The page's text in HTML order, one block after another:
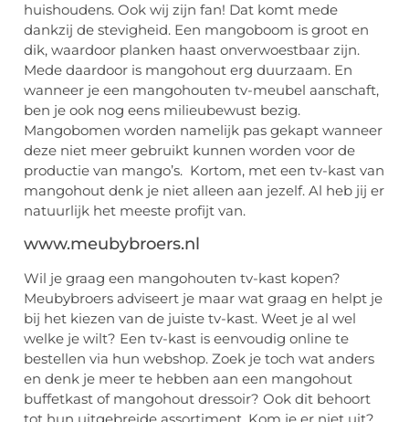
huishoudens. Ook wij zijn fan! Dat komt mede
dankzij de stevigheid. Een mangoboom is groot en
dik, waardoor planken haast onverwoestbaar zijn.
Mede daardoor is mangohout erg duurzaam. En
wanneer je een mangohouten tv-meubel aanschaft,
ben je ook nog eens milieubewust bezig.
Mangobomen worden namelijk pas gekapt wanneer
deze niet meer gebruikt kunnen worden voor de
productie van mango’s. Kortom, met een tv-kast van
mangohout denk je niet alleen aan jezelf. Al heb jij er
natuurlijk het meeste profijt van.
www.meubybroers.nl
Wil je graag een mangohouten tv-kast kopen?
Meubybroers adviseert je maar wat graag en helpt je
bij het kiezen van de juiste tv-kast. Weet je al wel
welke je wilt? Een tv-kast is eenvoudig online te
bestellen via hun webshop. Zoek je toch wat anders
en denk je meer te hebben aan een mangohout
buffetkast of mangohout dressoir? Ook dit behoort
tot hun uitgebreide assortiment. Kom je er niet uit?